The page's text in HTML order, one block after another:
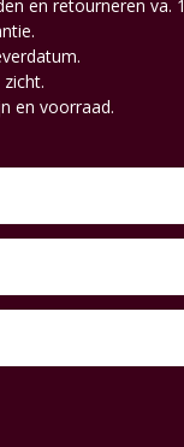
en retourneren va.
en voorraad.